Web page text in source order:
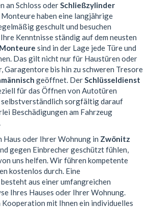
an Schloss oderSchließzylinder
haben eine langjährige
geschult und besuchen
Kenntnisse ständig auf dem neusten
Monteure sind in der Lage jede Türe und
Das gilt nicht nur für Haustüren oder
Garagentore bis hin zu schweren Tresore
geöffnet. DerSchlüsseldienst
für das Öffnen von Autotüren
selbstverständlich sorgfältig darauf
Beschädigungen am Fahrzeug
Haus oder Ihrer Wohnung in Zwönitz
gegen Einbrecher geschützt fühlen,
uns helfen. Wir führen kompetente
kostenlos durch. Eine
aus einer umfangreichen
Ihres Hauses oder Ihrer Wohnung.
mit Ihnen ein individuelles